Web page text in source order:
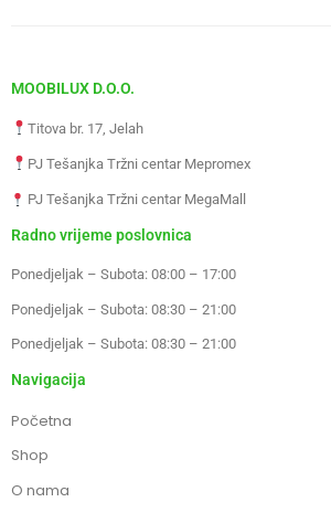
MOOBILUX D.O.O.
Titova br. 17, Jelah
PJ Tešanjka Tržni centar Mepromex
PJ Tešanjka Tržni centar MegaMall
Radno vrijeme poslovnica
Ponedjeljak – Subota: 08:00 – 17:00
Ponedjeljak – Subota: 08:30 – 21:00
Ponedjeljak – Subota: 08:30 – 21:00
Navigacija
Početna
Shop
O nama